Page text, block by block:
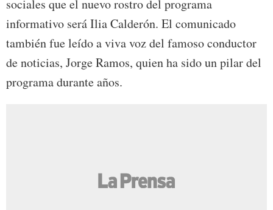
sociales que el nuevo rostro del programa
informativo será Ilia Calderón. El comunicado
también fue leído a viva voz del famoso conductor
de noticias, Jorge Ramos, quien ha sido un pilar del
programa durante años.